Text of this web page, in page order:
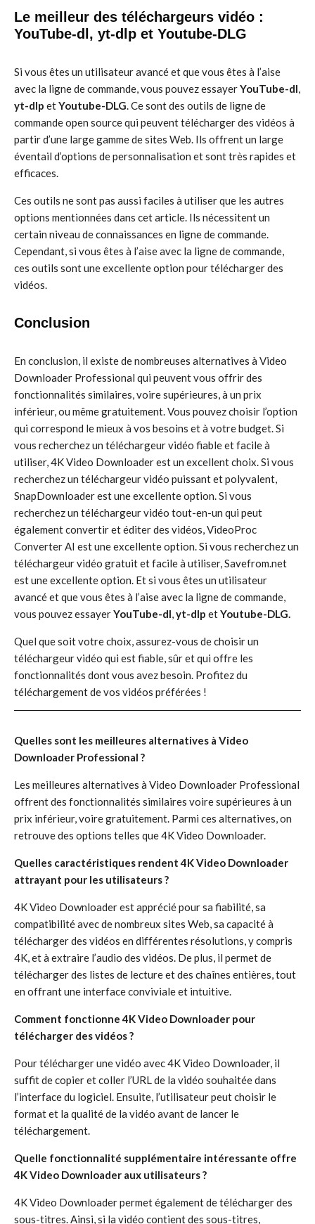
Le meilleur des téléchargeurs vidéo :
YouTube-dl, yt-dlp et Youtube-DLG
Si vous êtes un utilisateur avancé et que vous êtes à l’aise
avec la ligne de commande, vous pouvez essayerYouTube-dl,
yt-dlp etYoutube-DLG. Ce sont des outils de ligne de
commande open source qui peuvent télécharger des vidéos à
partir d’une large gamme de sites Web. Ils offrent un large
éventail d’options de personnalisation et sont très rapides et
efficaces.
Ces outils ne sont pas aussi faciles à utiliser que les autres
options mentionnées dans cet article. Ils nécessitent un
certain niveau de connaissances en ligne de commande.
Cependant, si vous êtes à l’aise avec la ligne de commande,
ces outils sont une excellente option pour télécharger des
vidéos.
Conclusion
En conclusion, il existe de nombreuses alternatives à Video
Downloader Professional qui peuvent vous offrir des
fonctionnalités similaires, voire supérieures, à un prix
inférieur, ou même gratuitement. Vous pouvez choisir l’option
qui correspond le mieux à vos besoins et à votre budget. Si
vous recherchez un téléchargeur vidéo fiable et facile à
utiliser, 4K Video Downloader est un excellent choix. Si vous
recherchez un téléchargeur vidéo puissant et polyvalent,
SnapDownloader est une excellente option. Si vous
recherchez un téléchargeur vidéo tout-en-un qui peut
également convertir et éditer des vidéos, VideoProc
Converter AI est une excellente option. Si vous recherchez un
téléchargeur vidéo gratuit et facile à utiliser, Savefrom.net
est une excellente option. Et si vous êtes un utilisateur
avancé et que vous êtes à l’aise avec la ligne de commande,
vous pouvez essayerYouTube-dl,yt-dlp etYoutube-DLG.
Quel que soit votre choix, assurez-vous de choisir un
téléchargeur vidéo qui est fiable, sûr et qui offre les
fonctionnalités dont vous avez besoin. Profitez du
téléchargement de vos vidéos préférées !
Quelles sont les meilleures alternatives à Video
Downloader Professional ?
Les meilleures alternatives à Video Downloader Professional
offrent des fonctionnalités similaires voire supérieures à un
prix inférieur, voire gratuitement. Parmi ces alternatives, on
retrouve des options telles que 4K Video Downloader.
Quelles caractéristiques rendent 4K Video Downloader
attrayant pour les utilisateurs ?
4K Video Downloader est apprécié pour sa fiabilité, sa
compatibilité avec de nombreux sites Web, sa capacité à
télécharger des vidéos en différentes résolutions, y compris
4K, et à extraire l’audio des vidéos. De plus, il permet de
télécharger des listes de lecture et des chaînes entières, tout
en offrant une interface conviviale et intuitive.
Comment fonctionne 4K Video Downloader pour
télécharger des vidéos ?
Pour télécharger une vidéo avec 4K Video Downloader, il
suffit de copier et coller l’URL de la vidéo souhaitée dans
l’interface du logiciel. Ensuite, l’utilisateur peut choisir le
format et la qualité de la vidéo avant de lancer le
téléchargement.
Quelle fonctionnalité supplémentaire intéressante offre
4K Video Downloader aux utilisateurs ?
4K Video Downloader permet également de télécharger des
sous-titres. Ainsi, si la vidéo contient des sous-titres,